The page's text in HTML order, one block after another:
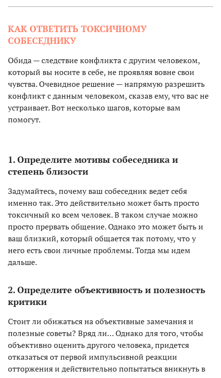
КАК ОТВЕТИТЬ ТОКСИЧНОМУ
СОБЕСЕДНИКУ
Обида — следствие конфликта с другим человеком,
который вы носите в себе, не проявляя вовне свои
чувства. Очевидное решение — напрямую разрешить
конфликт с данным человеком, сказав ему, что вас не
устраивает. Вот несколько шагов, которые вам
помогут.
1. Определите мотивы собеседника и
степень близости
Задумайтесь, почему ваш собеседник ведет себя
именно так. Это действительно может быть просто
токсичный ко всем человек. В таком случае можно
просто прервать общение. Однако это может быть и
ваш близкий, который общается так потому, что у
него есть свои личные проблемы. Тогда мы идем
дальше.
2. Определите объективность и полезность
критики
Стоит ли обижаться на объективные замечания и
полезные советы? Вряд ли… Однако для того, чтобы
объективно оценить другого человека, придется
отказаться от первой импульсивной реакции
отторжения и действительно попытаться вникнуть в